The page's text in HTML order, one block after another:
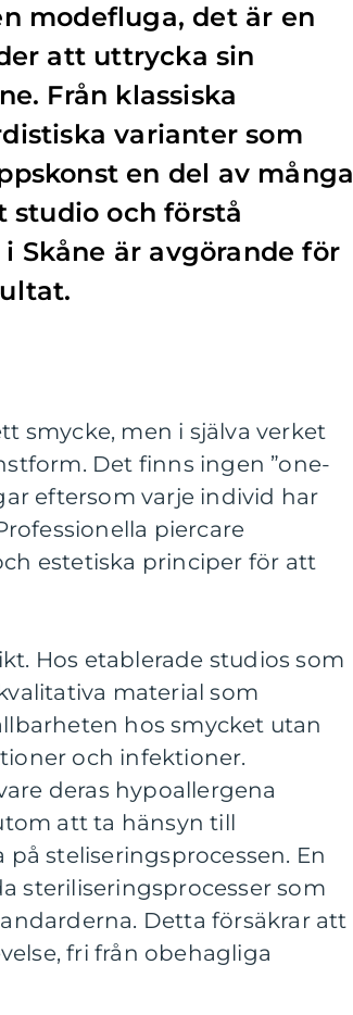
modefluga, det är en
att uttrycka sin
Från klassiska
varianter som
en del av många
studio och förstå
Skåne är avgörande för
smycke, men i själva verket
Det finns ingen ”one-
eftersom varje individ har
piercare
estetiska principer för att
Hos etablerade studios som
material som
hos smycket utan
och infektioner.
deras hypoallergena
att ta hänsyn till
steliseringsprocessen. En
steriliseringsprocesser som
Detta försäkrar att
fri från obehagliga